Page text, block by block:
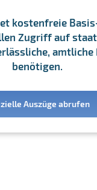
kostenfreie
Zugriff auf
benötigen.
Auszüge abrufen